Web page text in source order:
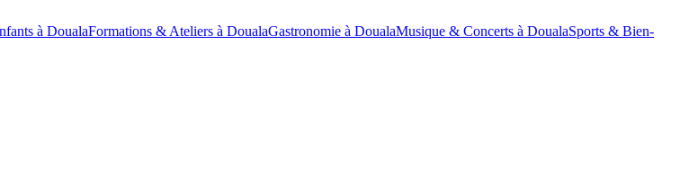
à DoualaFormations & Ateliers à DoualaGastronomie à DoualaMusique & Concerts à DoualaSports & Bien-